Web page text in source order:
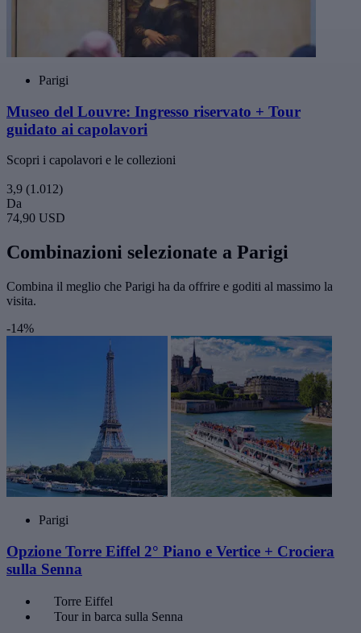
Parigi
Museo del Louvre: Ingresso riservato + Tour
guidato ai capolavori
Scopri i capolavori e le collezioni
3,9 (1.012)
Da
74,90 USD
Combinazioni selezionate a Parigi
Combina il meglio che Parigi ha da offrire e goditi al massimo la
visita.
-14%
Parigi
Opzione Torre Eiffel 2° Piano e Vertice + Crociera
sulla Senna
Torre Eiffel
Tour in barca sulla Senna